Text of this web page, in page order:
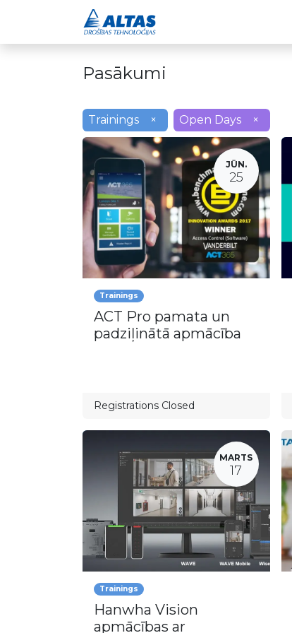
Pasākumi
Trainings × Open Days ×
JŪN.
25
Trainings
ACT Pro pamata un
padziļinātā apmācība
Registrations Closed
MARTS
17
Trainings
Hanwha Vision
apmācības ar